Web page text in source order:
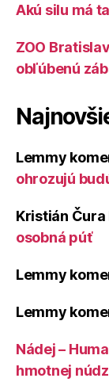
Akú silu má
ZOO
obľúbenú
Lemmy
ohrozujú
Kristián Čura
osobná púť
Lemmy
Lemmy
Nádej –
hmotnej